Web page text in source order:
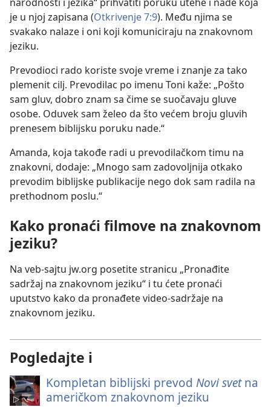
je u njoj zapisana (Otkrivenje 7:9). Među njima se
svakako nalaze i oni koji komuniciraju na znakovnom
jeziku.
Prevodioci rado koriste svoje vreme i znanje za tako
plemenit cilj. Prevodilac po imenu Toni kaže: „Pošto
sam gluv, dobro znam sa čime se suočavaju gluve
osobe. Oduvek sam želeo da što većem broju gluvih
prenesem biblijsku poruku nade.“
Amanda, koja takođe radi u prevodilačkom timu na
znakovni, dodaje: „Mnogo sam zadovoljnija otkako
prevodim biblijske publikacije nego dok sam radila na
prethodnom poslu.“
Kako pronaći filmove na znakovnom
jeziku?
Na veb-sajtu jw.org posetite stranicu „Pronađite
sadržaj na znakovnom jeziku“ i tu ćete pronaći
uputstvo kako da pronađete video-sadržaje na
znakovnom jeziku.
Pogledajte i
Kompletan biblijski prevod Novi svetna
američkom znakovnom jeziku